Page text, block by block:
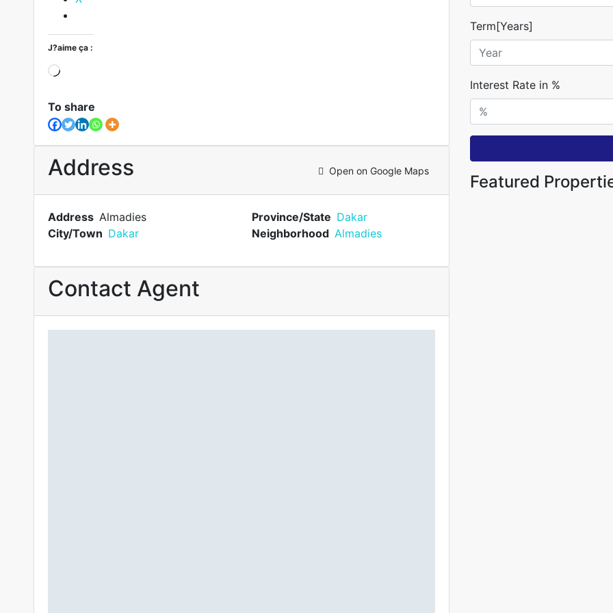
J?aime ça :
To share
Address Open on Google Maps
Address Almadies Province/State Dakar
City/Town Dakar Neighborhood Almadies
Contact Agent
Term[Years]
Interest Rate in %
Featured